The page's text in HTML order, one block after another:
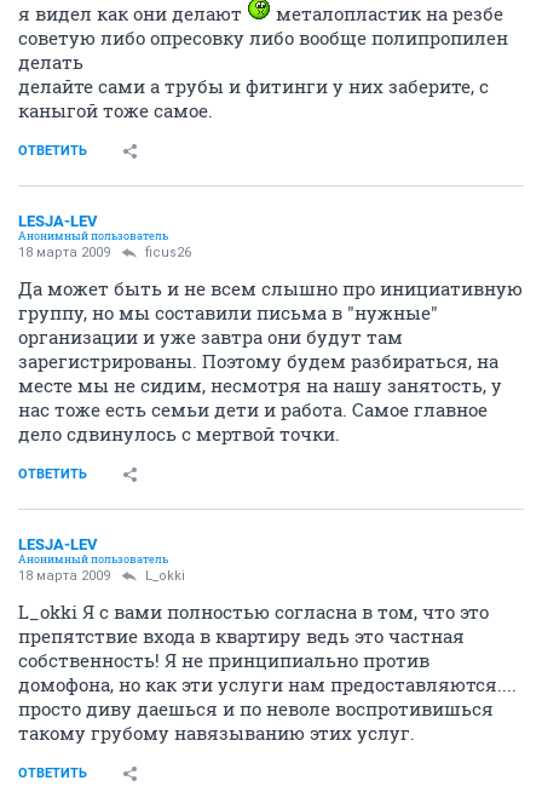
я видел как они делают
металопластик на резбе
советую либо опресовку либо вообще полипропилен
делать
делайте сами а трубы и фитинги у них заберите, с
каныгой тоже самое.
ОТВЕТИТЬ
LESJA-LEV
Анонимный пользователь
18 марта 2009 ficus26
Да может быть и не всем слышно про инициативную
группу, но мы составили письма в "нужные"
организации и уже завтра они будут там
зарегистрированы. Поэтому будем разбираться, на
месте мы не сидим, несмотря на нашу занятость, у
нас тоже есть семьи дети и работа. Самое главное
дело сдвинулось с мертвой точки.
ОТВЕТИТЬ
LESJA-LEV
Анонимный пользователь
18 марта 2009 L_okki
L_okki Я с вами полностью согласна в том, что это
препятствие входа в квартиру ведь это частная
собственность! Я не принципиально против
домофона, но как эти услуги нам предоставляются....
просто диву даешься и по неволе воспротивишься
такому грубому навязыванию этих услуг.
ОТВЕТИТЬ